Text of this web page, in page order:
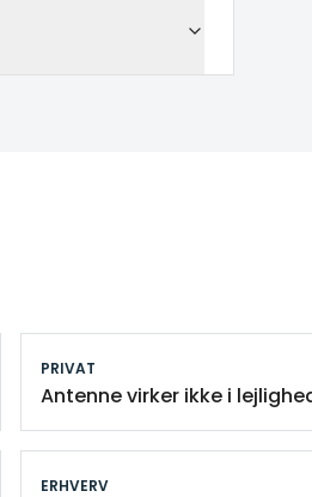
PRIVAT
Antenne virker ikke i
ERHVERV